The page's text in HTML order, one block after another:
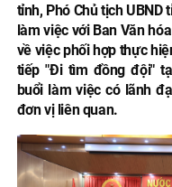
tỉnh, Phó Chủ tịch UBND
làm việc với Ban Văn
về việc phối hợp thực
tiếp "Đi tìm đồng đội"
buổi làm việc có lãnh
đơn vị liên quan.